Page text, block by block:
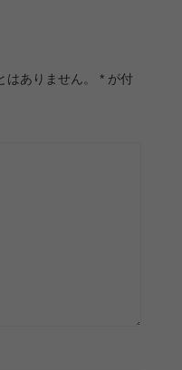
ありません。 * が付